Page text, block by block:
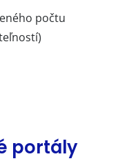
počtu
portály